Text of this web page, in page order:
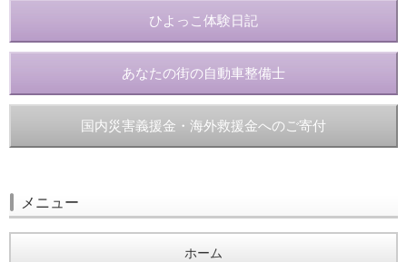
ひよっこ体験日記
あなたの街の自動車整備士
国内災害義援金・海外救援金へのご寄付
メニュー
ホーム